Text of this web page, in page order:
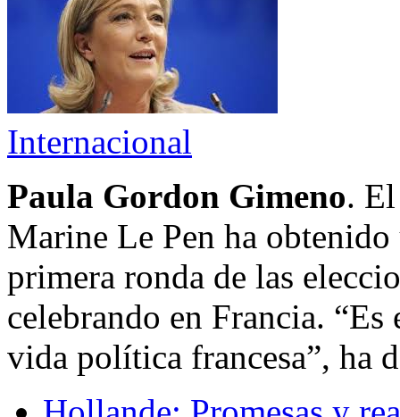
Internacional
Paula Gordon Gimeno.
Marine Le Pen ha
primera ronda de las
celebrando en Francia.
vida política francesa”, ha